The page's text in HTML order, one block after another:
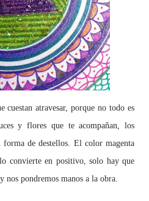
cuestan atravesar, porque no todo es
y flores que te acompañan, los
forma de destellos. El color magenta
convierte en positivo, solo hay que
nos pondremos manos a la obra.